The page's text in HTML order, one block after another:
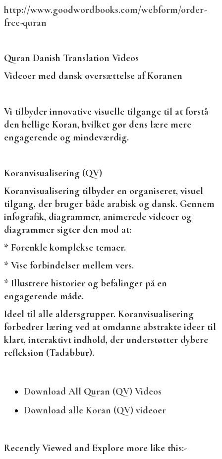
http://www.goodwordbooks.com/webform/order-
free-quran
Quran Danish Translation Videos
Videoer med dansk oversættelse af Koranen
Vi tilbyder innovative visuelle tilgange til at forstå
den hellige Koran, hvilket gør dens lære mere
engagerende og mindeværdig.
Koranvisualisering (QV)
Koranvisualisering tilbyder en organiseret, visuel
tilgang, der bruger både arabisk og dansk. Gennem
infografik, diagrammer, animerede videoer og
diagrammer sigter den mod at:
* Forenkle komplekse temaer.
* Vise forbindelser mellem vers.
* Illustrere historier og befalinger på en
engagerende måde.
Ideel til alle aldersgrupper. Koranvisualisering
forbedrer læring ved at omdanne abstrakte ideer til
klart, interaktivt indhold, der understøtter dybere
refleksion (Tadabbur).
Download All Quran (QV) Videos
Download alle Koran (QV) videoer
Recently Viewed and Explore more like this:-